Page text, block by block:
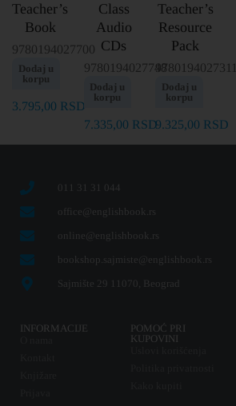
Teacher’s
Book
9780194027700
Dodaj u
korpu
3.795,00 RSD
Class
Audio
CDs
9780194027748
Dodaj u
korpu
7.335,00 RSD
Teacher’s
Resource
Pack
9780194027311
Dodaj u
korpu
9.325,00 RSD
011 31 31 044
office@englishbook.rs
online@englishbook.rs
bookshop.sajmiste@englishbook.rs
Sajmište 29 11070, Beograd
INFORMACIJE
POMOĆ PRI
KUPOVINI